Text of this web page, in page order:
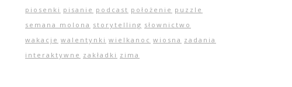
piosenki pisanie podcast położenie puzzle
semana molona storytelling słownictwo
wakacje walentynki wielkanoc wiosna zadania
interaktywne zakładki zima